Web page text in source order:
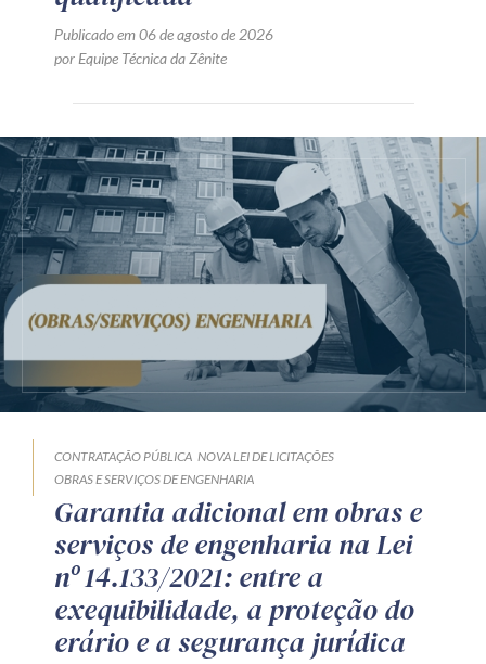
Publicado em 06 de agosto de 2026
por Equipe Técnica da Zênite
CONTRATAÇÃO PÚBLICA NOVA LEI DE LICITAÇÕES
OBRAS E SERVIÇOS DE ENGENHARIA
Garantia adicional em obras e
serviços de engenharia na Lei
nº 14.133/2021: entre a
exequibilidade, a proteção do
erário e a segurança jurídica